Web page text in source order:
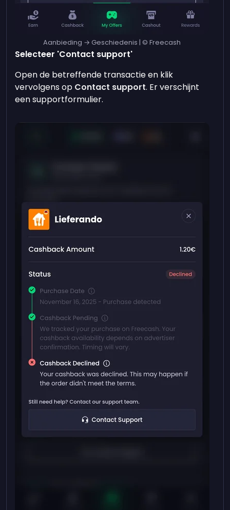
Aanbieding → Geschiedenis | © Freecash
Selecteer 'Contact support'
Open de betreffende transactie en klik
vervolgens op Contact support. Er verschijnt
een supportformulier.